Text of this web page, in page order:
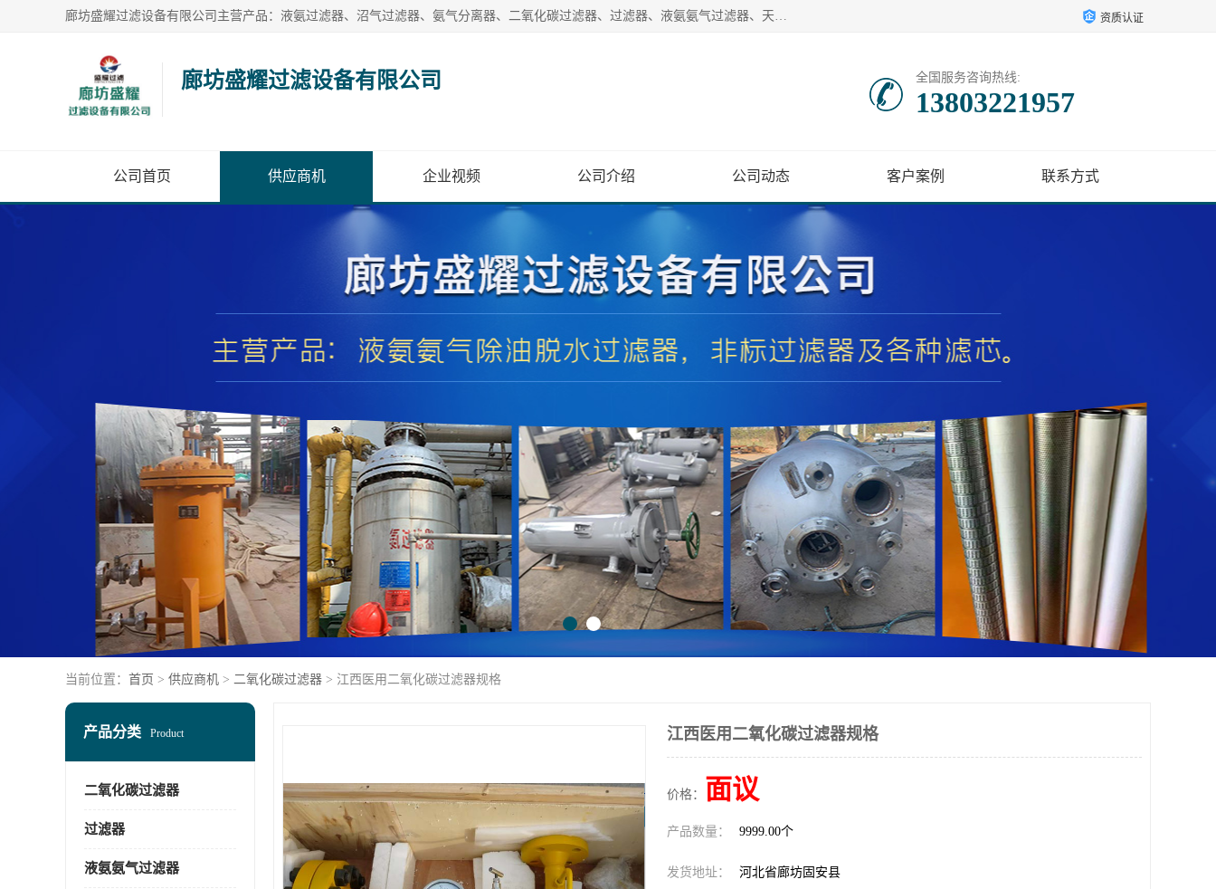
廊坊盛耀过滤设备有限公司主营产品：液氨过滤器、沼气过滤器、氨气分离器、二氧化碳过滤器、过滤器、液氨氨气过滤器、天然气过滤器、管道过滤器、*过滤器、液氨除油除水过滤器、氨气除油除水过滤器、焦炉煤气除焦油过滤器等。 资质认证
廊坊盛耀过滤设备有限公司 全国服务咨询热线:
13803221957
公司首页 供应商机 企业视频 公司介绍 公司动态 客户案例 联系方式
当前位置： 首页 > 供应商机 > 二氧化碳过滤器 > 江西医用二氧化碳过滤器规格
产品分类 Product
二氧化碳过滤器
过滤器
液氨氨气过滤器
江西医用二氧化碳过滤器规格
价格： 面议
产品数量： 9999.00个
发货地址： 河北省廊坊固安县